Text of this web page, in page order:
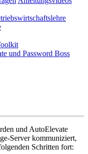
und Password Boss
und AutoElevate
-Server kommuniziert,
Schritten fort: